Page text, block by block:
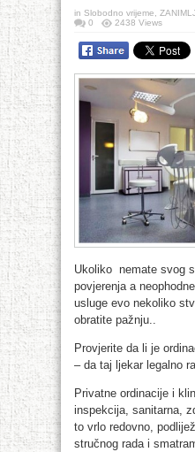
in Slobodno vrijeme
0
2438 Views
Ukoliko nemate svog
povjerenja a
usluge evo nekoliko
obratite pažnju..
Provjerite da li je
– da taj ljekar legalno
Privatne ordinacije i
inspekcija, sanitarna,
to vrlo redovno,
stručnog rada i